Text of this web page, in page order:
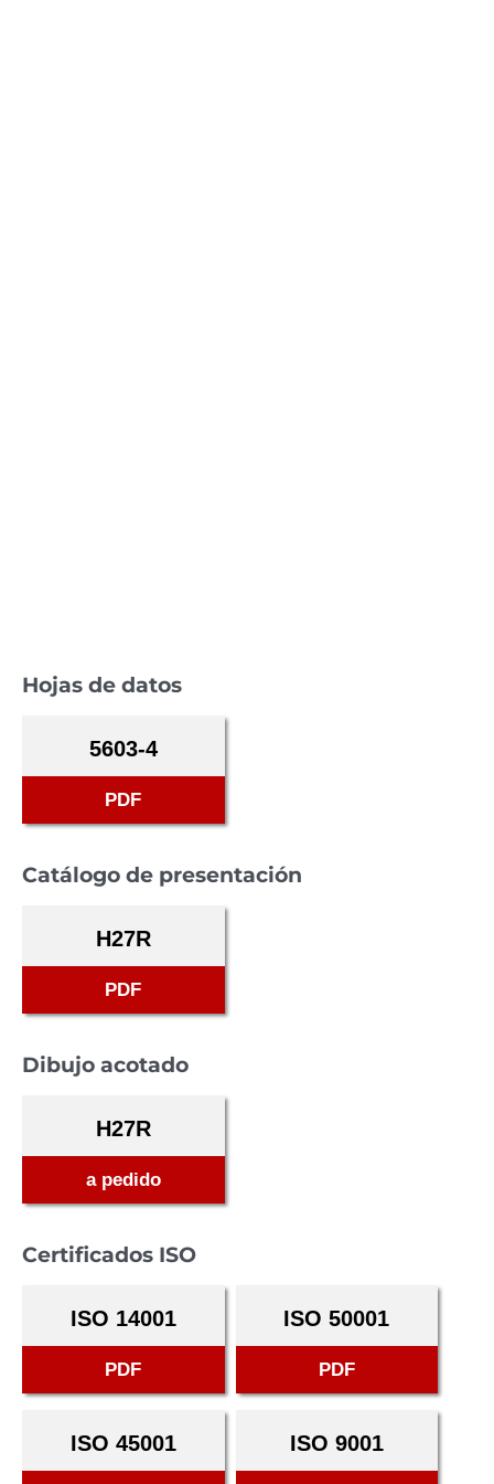
Hojas de datos
5603-4
PDF
Catálogo de presentación
H27R
PDF
Dibujo acotado
H27R
a pedido
Certificados ISO
ISO 14001
PDF
ISO 50001
PDF
ISO 45001 ISO 9001